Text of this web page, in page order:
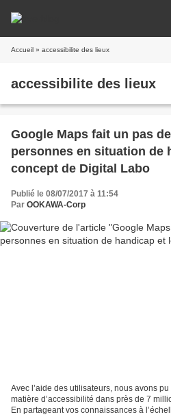
Accueil » accessibilite des lieux
accessibilite des lieux
Google Maps fait un pas
personnes en situation de
concept de Digital Labo
Publié le 08/07/2017 à 11:54
Par OOKAWA-Corp
Avec l’aide des utilisateurs, nous avons
matière d’accessibilité dans près de 7
En partageant vos connaissances à